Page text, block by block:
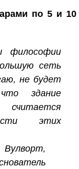
по 5 и 10
философии
сеть
не будет
что здание
этих